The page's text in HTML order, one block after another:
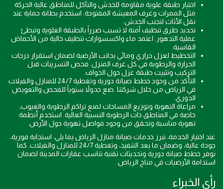
اختيار طبقة علوية مقاومة للخدش والتآكل للمناطق عالية الحركة
مثل الممرات وغرف المعيشة المفتوحة. استخدم بطانة حماية عند
نقل الأثاث لتجنب الخدش.
تحديد طرق تنظيف آمنة لا تسبب ضرراً بالطبقة العلوية وتبطئ
عملية التدهور. اعتمد ماء واكسسوارات تنظيف خالية من الأحماض
القاسية.
التخطيط لعزل حراري ومائي بجانب الأرضية لضمان استقرار درجات
الحرارة والرطوبة في كل غرف المنزل. فحص التسريبات قبل
التركيب وتثبيت طبقة عزل حول الحواف.
التأكد من وجود خطط صيانة دورية وتغطية 24/7 للمنازل والفيلات
في الرياض من خلال شركتنا. ضع جدولاً سنوياً للفحص والتعويض
الدوري.
مراعاة التهوية وتوزيع المساحات لمنع تراكم الرطوبة والعيوب،
خاصة في المناطق ذات الرطوبة النسبية العالية. استخدم أنظمة
تهوية مناسبة وتحقق من وجود فواصل تهوية حول الأرض.
عند اختيار الخدمة، تبرز خدمات صيانة منازل الرياض بما يلي: استجابة فورية،
جودة عالية، وضمان ما بعد التنفيذ، وتغطية 24/7 للمنازل والفيلات. كما
نوفر خطط صيانة دورية وتحديثات تقنية تناسب عقارات المدينة لضمان
استدامة الأرضيات في مناخ الرياض.
رأي الخبراء